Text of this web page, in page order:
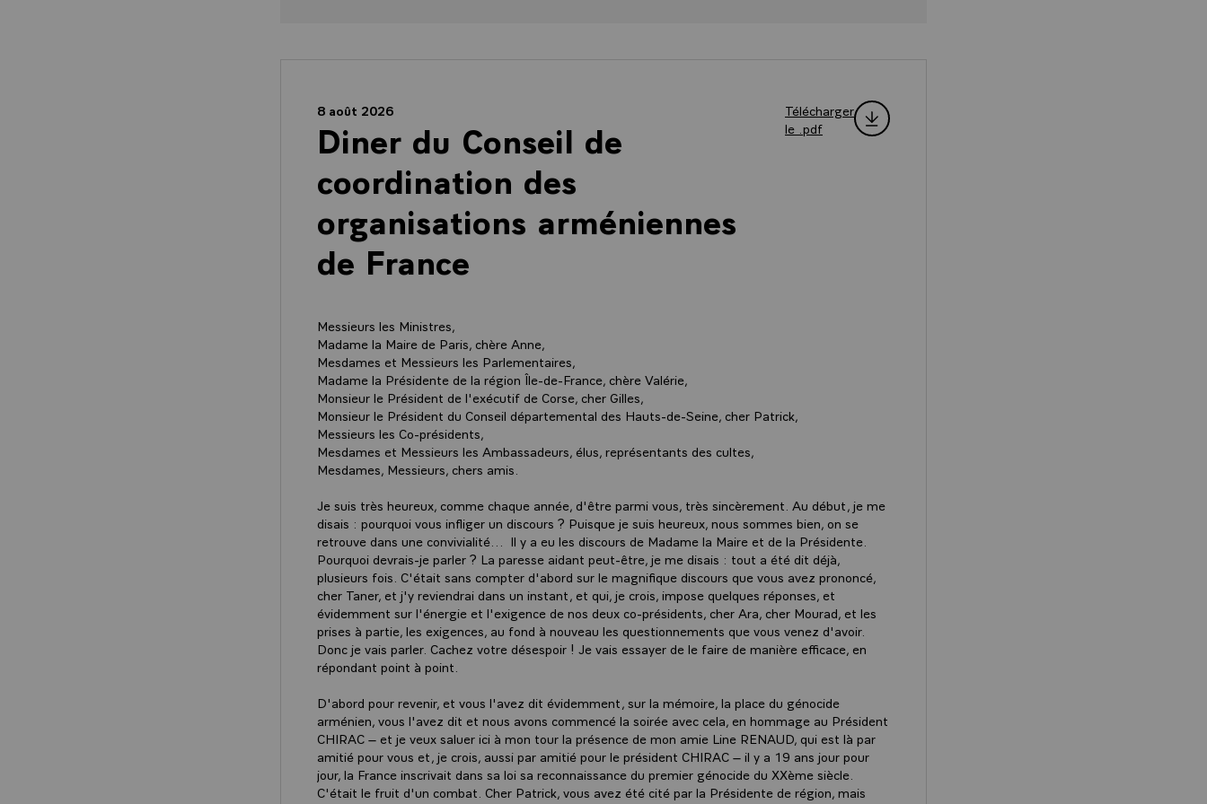
8 août 2026
Diner du Conseil de
coordination des
organisations arméniennes
de France
Télécharger
le .pdf
Messieurs les Ministres,
Madame la Maire de Paris, chère Anne,
Mesdames et Messieurs les Parlementaires,
Madame la Présidente de la région Île-de-France, chère Valérie,
Monsieur le Président de l'exécutif de Corse, cher Gilles,
Monsieur le Président du Conseil départemental des Hauts-de-Seine, cher Patrick,
Messieurs les Co-présidents,
Mesdames et Messieurs les Ambassadeurs, élus, représentants des cultes,
Mesdames, Messieurs, chers amis.
Je suis très heureux, comme chaque année, d'être parmi vous, très sincèrement. Au début, je me
disais : pourquoi vous infliger un discours ? Puisque je suis heureux, nous sommes bien, on se
retrouve dans une convivialité… Il y a eu les discours de Madame la Maire et de la Présidente.
Pourquoi devrais-je parler ? La paresse aidant peut-être, je me disais : tout a été dit déjà,
plusieurs fois. C'était sans compter d'abord sur le magnifique discours que vous avez prononcé,
cher Taner, et j'y reviendrai dans un instant, et qui, je crois, impose quelques réponses, et
évidemment sur l'énergie et l'exigence de nos deux co-présidents, cher Ara, cher Mourad, et les
prises à partie, les exigences, au fond à nouveau les questionnements que vous venez d'avoir.
Donc je vais parler. Cachez votre désespoir ! Je vais essayer de le faire de manière efficace, en
répondant point à point.
D'abord pour revenir, et vous l'avez dit évidemment, sur la mémoire, la place du génocide
arménien, vous l'avez dit et nous avons commencé la soirée avec cela, en hommage au Président
CHIRAC – et je veux saluer ici à mon tour la présence de mon amie Line RENAUD, qui est là par
amitié pour vous et, je crois, aussi par amitié pour le président CHIRAC – il y a 19 ans jour pour
jour, la France inscrivait dans sa loi sa reconnaissance du premier génocide du XXème siècle.
C'était le fruit d'un combat. Cher Patrick, vous avez été cité par la Présidente de région, mais